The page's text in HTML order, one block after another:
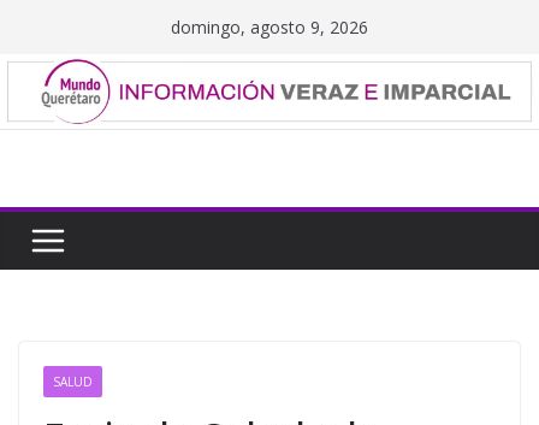
contenido
domingo, agosto 9, 2026
SALUD